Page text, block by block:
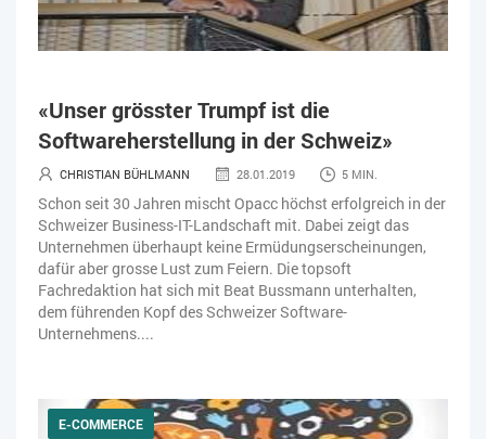
«Unser grösster Trumpf ist die
Softwareherstellung in der Schweiz»
CHRISTIAN BÜHLMANN 28.01.2019 5 MIN.
Schon seit 30 Jahren mischt Opacc höchst erfolgreich in der
Schweizer Business-IT-Landschaft mit. Dabei zeigt das
Unternehmen überhaupt keine Ermüdungserscheinungen,
dafür aber grosse Lust zum Feiern. Die topsoft
Fachredaktion hat sich mit Beat Bussmann unterhalten,
dem führenden Kopf des Schweizer Software-
Unternehmens....
E-COMMERCE